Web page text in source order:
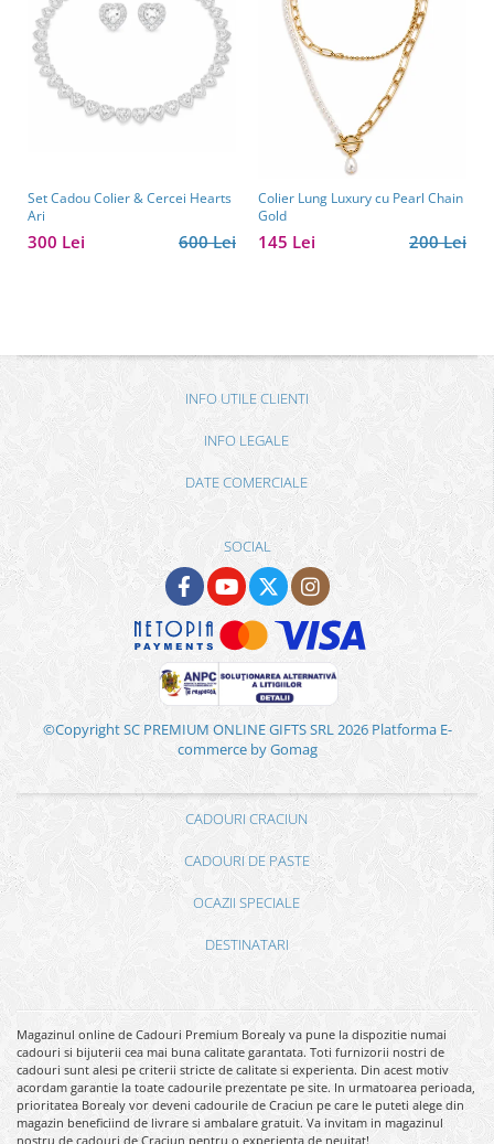
Set Cadou Colier & Cercei Hearts
Ari
600 Lei
300 Lei
Colier Lung Luxury cu Pearl Chain
Gold
200 Lei
145 Lei
INFO UTILE CLIENTI
INFO LEGALE
DATE COMERCIALE
SOCIAL
©Copyright SC PREMIUM ONLINE GIFTS SRL 2026 Platforma E-
commerce by Gomag
CADOURI CRACIUN
CADOURI DE PASTE
OCAZII SPECIALE
DESTINATARI
Magazinul online de Cadouri Premium Borealy va pune la dispozitie numai
cadouri si bijuterii cea mai buna calitate garantata. Toti furnizorii nostri de
cadouri sunt alesi pe criterii stricte de calitate si experienta. Din acest motiv
acordam garantie la toate cadourile prezentate pe site. In urmatoarea perioada,
prioritatea Borealy vor deveni cadourile de Craciun pe care le puteti alege din
magazin beneficiind de livrare si ambalare gratuit. Va invitam in magazinul
nostru de cadouri de Craciun pentru o experienta de neuitat!